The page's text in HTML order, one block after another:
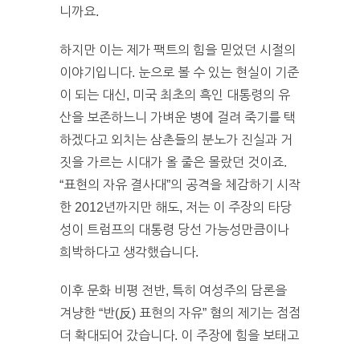
니까요.
하지만 이는 제가 팩트의 힘을 믿었던 시절의
이야기입니다. 눈으로 볼 수 있는 현실이 기준
이 되는 대신, 미국 최초의 흑인 대통령의 유
산을 보존하느니 가벼운 병에 걸려 죽기를 택
하겠다고 외치는 삼촌들의 분노가 진실과 거
짓을 가르는 시대가 올 줄은 몰랐던 것이죠.
“표현의 자유 결사대”의 공격을 체감하기 시작
한 2012년까지만 해도, 저는 이 주장의 타당
성이 트럼프의 대통령 당선 가능성만큼이나
희박하다고 생각했습니다.
이후 문화 비평 전반, 특히 여성주의 담론을
겨냥한 “반(反) 표현의 자유” 혐의 제기는 점점
더 확대되어 갔습니다. 이 주장에 힘을 보태고